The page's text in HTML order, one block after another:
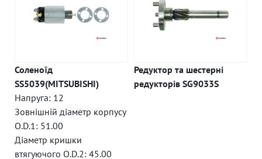
Соленоїд
SS5039(MITSUBISHI)
Напруга: 12
Зовнішній діаметр корпусу
O.D.1: 51.00
Діаметр кришки
втягуючого O.D.2: 45.00
Редуктор та шестерні
редукторів SG9033S